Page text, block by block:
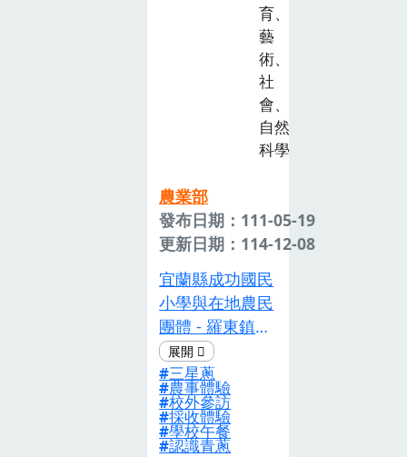
生產方式、政府
管理措施的現況
及對海鮮永續的
影響。同時藉由
在地重要漁產品
－鎖管，建構學
生對在地漁業生
產、飲食消費與
文化的認識。期
許學生能更加關
心海洋永續與漁
業的相關議題，
並且成為一位更
懂海鮮的島國子
民。
育、
藝
術、
社
會、
自然
科學
農業部
發布日期：111-05-19
更新日期：114-12-08
宜蘭縣成功國民
小學與在地農民
團體 - 羅東鎮農
會合作，以宜蘭
縣特色農產品
「三星蔥」為
題，針對六年級
學生整合「農業
三星蔥
農事體驗
校外參訪
採收體驗
學校午餐
認識青蔥